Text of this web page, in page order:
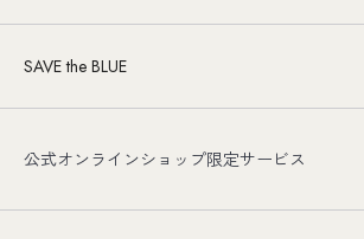
SAVE the BLUE
公式オンラインショップ限定サービス